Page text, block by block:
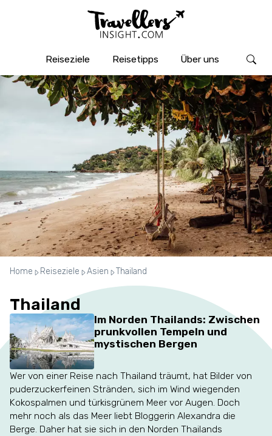
Reiseziele Reisetipps Über uns
Home Reiseziele Asien Thailand
Thailand
Im Norden Thailands: Zwischen
prunkvollen Tempeln und
mystischen Bergen
Wer von einer Reise nach Thailand träumt, hat Bilder von
puderzuckerfeinen Stränden, sich im Wind wiegenden
Kokospalmen und türkisgrünem Meer vor Augen. Doch
mehr noch als das Meer liebt Bloggerin Alexandra die
Berge. Daher hat sie sich in den Norden Thailands